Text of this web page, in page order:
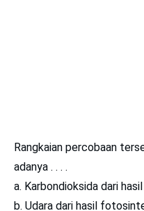
Rangkaian percobaan
adanya . . . .
a. Karbondioksida dari
b. Udara dari hasil